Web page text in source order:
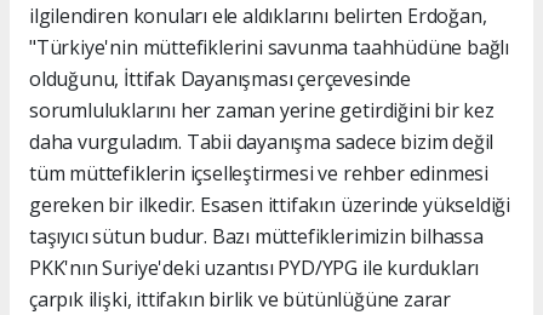
ilgilendiren konuları ele aldıklarını belirten Erdoğan,
"Türkiye'nin müttefiklerini savunma taahhüdüne bağlı
olduğunu, İttifak Dayanışması çerçevesinde
sorumluluklarını her zaman yerine getirdiğini bir kez
daha vurguladım. Tabii dayanışma sadece bizim değil
tüm müttefiklerin içselleştirmesi ve rehber edinmesi
gereken bir ilkedir. Esasen ittifakın üzerinde yükseldiği
taşıyıcı sütun budur. Bazı müttefiklerimizin bilhassa
PKK'nın Suriye'deki uzantısı PYD/YPG ile kurdukları
çarpık ilişki, ittifakın birlik ve bütünlüğüne zarar